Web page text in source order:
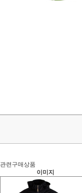
관련구매상품
이미지